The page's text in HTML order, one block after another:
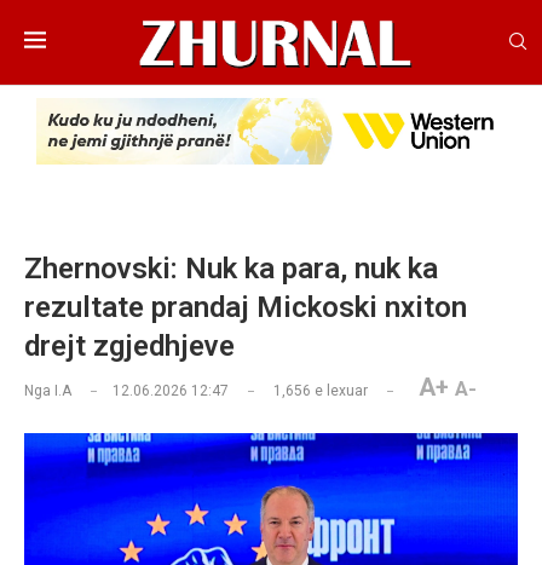
Zhernovski: Nuk ka para, nuk ka
rezultate prandaj Mickoski nxiton
drejt zgjedhjeve
Nga I.A 12.06.2026 12:47 1,656 e lexuar A+ A-